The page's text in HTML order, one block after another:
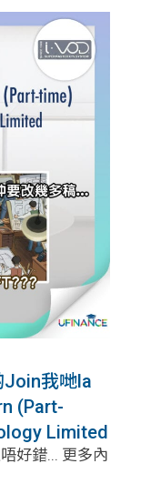
Join我哋la
(Part-
Limited
好錯... 更多內